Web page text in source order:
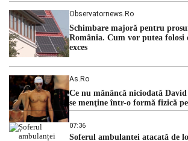
Observatornews.ro
Schimbare majoră pentru
România. Cum vor putea folosi
exces
As.ro
Ce nu mănâncă niciodată
se menţine într-o formă fizică
07:36
Șoferul ambulanței atacată de